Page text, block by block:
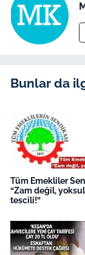
Bunlar da
Tüm Emekliler
“Zam değil,
tescili!”